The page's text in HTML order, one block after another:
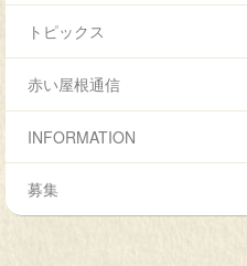
トピックス
赤い屋根通信
INFORMATION
募集